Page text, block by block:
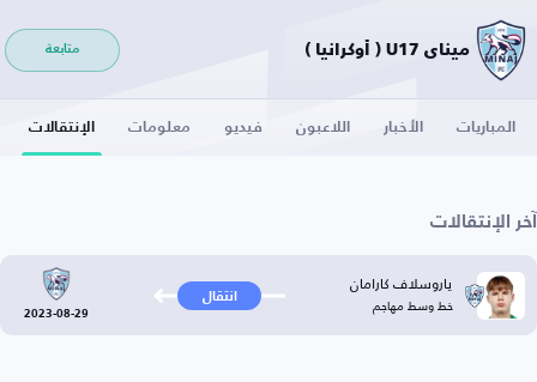
ميناي U17 ( أوكرانيا ) متابعة
المباريات الأخبار اللاعبون فيديو معلومات الإنتقالات
آخر الإنتقالات
ياروسلاف كارامان
خط وسط مهاجم انتقال
2023-08-29